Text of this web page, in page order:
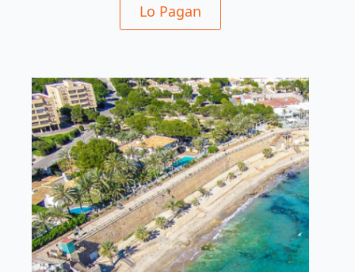
Lo Pagan